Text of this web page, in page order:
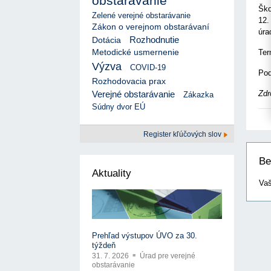
Týždenný súhrn výstupov ÚVO za 27. týždeň
17. 7. 2026
Úrad pre verejné obstarávanie
Zelené obstarávanie naráža na bariéry aj obavy
8. 7. 2026
Úrad pre verejné obstarávanie
Predseda ÚVO prehodnotil rozhodnutia týkajúce sa
konfliktu záujmov
Otvorenie výzvy na
Tretia výzva v Interreg
12.
Zelené verejné obstarávanie
Zákon o verejnom obstarávaní
Dotácia
Rozhodnutie
Metodické usmernenie
Výzva COVID-19
Rozhodovacia prax
Verejné obstarávanie
Zákazka
Súdny dvor EÚ
Register kľúčových slov
Aktuality
Prehľad výstupov ÚVO za 30.
týždeň
31. 7. 2026
Úrad pre verejné
obstarávanie